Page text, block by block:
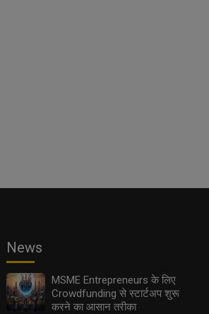
News
MSME Entrepreneurs के लिए
Crowdfunding से स्टार्टअप शुरू
करने का आसान तरीका